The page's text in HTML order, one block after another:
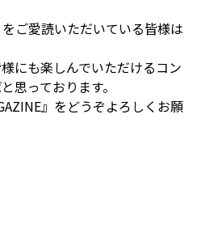
ご愛読いただいている皆様は
にも楽しんでいただけるコン
思っております。
』をどうぞよろしくお願